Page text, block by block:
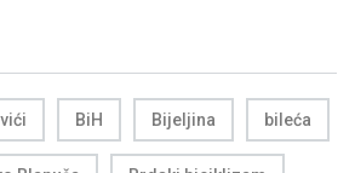
BiH Bijeljina bileća